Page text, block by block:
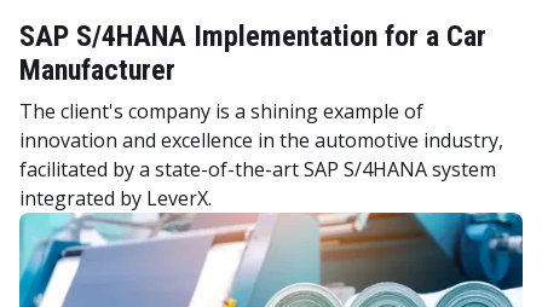
SAP S/4HANA Implementation for a Car
Manufacturer
The client's company is a shining example of
innovation and excellence in the automotive industry,
facilitated by a state-of-the-art SAP S/4HANA system
integrated by LeverX.